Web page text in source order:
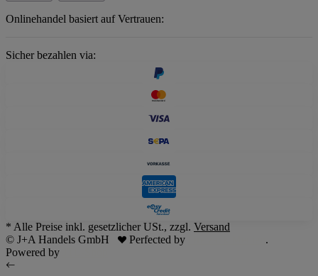
Onlinehandel basiert auf Vertrauen:
Sicher bezahlen via:
* Alle Preise inkl. gesetzlicher USt., zzgl. Versand
© J+A Handels GmbH
Perfected by
.
Powered by